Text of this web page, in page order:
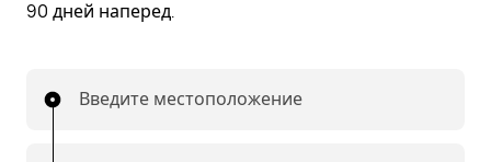
90 дней наперед.
Введите местоположение